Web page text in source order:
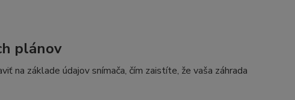
plánov
na základe údajov snímača, čím zaistíte, že vaša záhrada